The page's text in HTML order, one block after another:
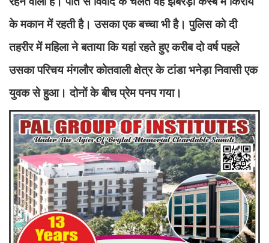
के मकान में रहती है। उसका एक बच्चा भी है। पुलिस को दी
तहरीर में महिला ने बताया कि यहां रहते हुए करीब दो वर्ष पहले
उसका परिचय मंगलौर कोतवाली क्षेत्र के टांडा भनेड़ा निवासी एक
युवक से हुआ। दोनों के बीच प्रेम पनप गया।